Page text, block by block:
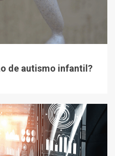
de autismo infantil?